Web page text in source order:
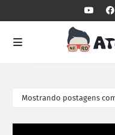
Mostrando postagens